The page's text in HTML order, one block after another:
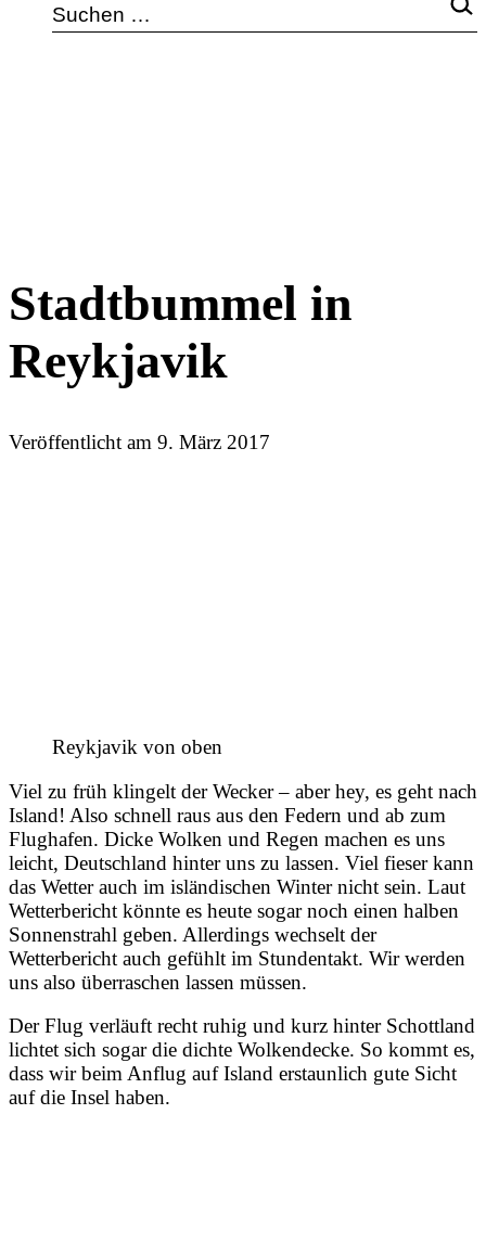
Stadtbummel in
Reykjavik
Veröffentlicht am 9. März 2017
Reykjavik von oben
Viel zu früh klingelt der Wecker – aber hey, es geht nach
Island! Also schnell raus aus den Federn und ab zum
Flughafen. Dicke Wolken und Regen machen es uns
leicht, Deutschland hinter uns zu lassen. Viel fieser kann
das Wetter auch im isländischen Winter nicht sein. Laut
Wetterbericht könnte es heute sogar noch einen halben
Sonnenstrahl geben. Allerdings wechselt der
Wetterbericht auch gefühlt im Stundentakt. Wir werden
uns also überraschen lassen müssen.
Der Flug verläuft recht ruhig und kurz hinter Schottland
lichtet sich sogar die dichte Wolkendecke. So kommt es,
dass wir beim Anflug auf Island erstaunlich gute Sicht
auf die Insel haben.